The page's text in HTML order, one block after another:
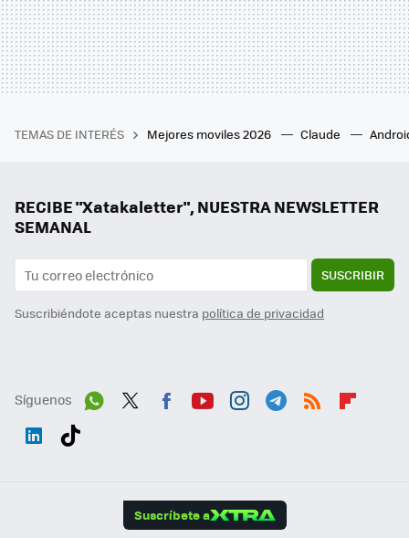
TEMAS DE INTERÉS Mejores moviles 2026 Claude
RECIBE "Xatakaletter", NUESTRA NEWSLETTER
SEMANAL
SUSCRIBIR
Suscribiéndote aceptas nuestra política de privacidad
Síguenos
Suscríbete a